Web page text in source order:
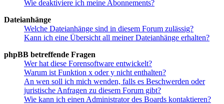
Wie deaktiviere ich meine Abonnements?
Dateianhänge
Welche Dateianhänge sind in diesem Forum zulässig?
Kann ich eine Übersicht all meiner Dateianhänge erhalten?
phpBB betreffende Fragen
Wer hat diese Forensoftware entwickelt?
Warum ist Funktion x oder y nicht enthalten?
An wen soll ich mich wenden, falls es Beschwerden oder
juristische Anfragen zu diesem Forum gibt?
Wie kann ich einen Administrator des Boards kontaktieren?